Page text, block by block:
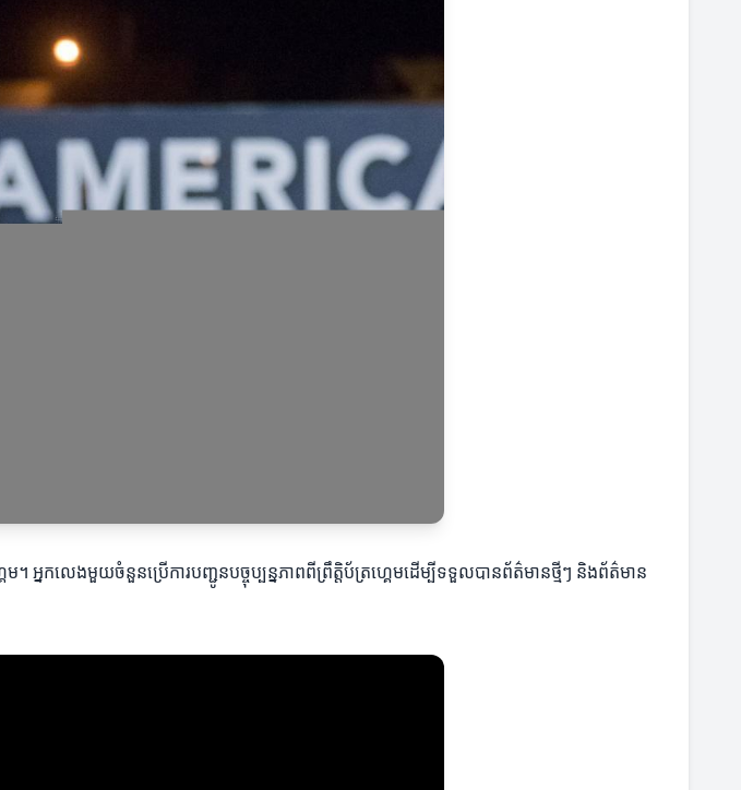
ម។ អ្នកលេងមួយចំនួនប្រើការបញ្ជូនបច្ចុប្បន្នភាពពីព្រឹត្តិប័ត្រហ្គេមដើម្បីទទួលបានព័ត៌មានថ្មីៗ និងព័ត៌មាន